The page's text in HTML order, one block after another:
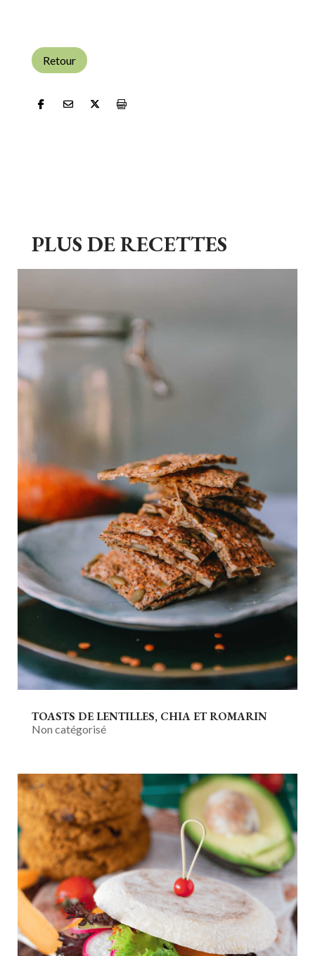
Retour
PLUS DE RECETTES
TOASTS DE LENTILLES, CHIA ET ROMARIN
Non catégorisé